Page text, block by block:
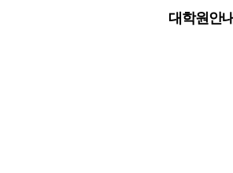
대학원안내